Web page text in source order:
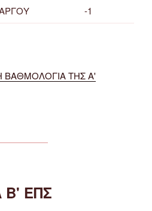
-1
ΒΑΘΜΟΛΟΓΙΑ ΤΗΣ Α'
ΕΠΣ